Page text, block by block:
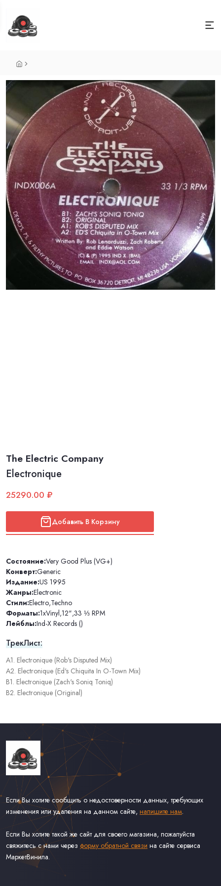
The Electric Company
Electronique
25290.00 ₽
Добавить В Корзину
Состояние:Very Good Plus (VG+)
Конверт:Generic
Издание:US 1995
Жанры:Electronic
Стили:Electro,Techno
Форматы:1xVinyl,12",33 ⅓ RPM
Лейблы:Ind-X Records ()
ТрекЛист:
A1. Electronique (Rob's Disputed Mix)
A2. Electronique (Ed's Chiquita In O-Town Mix)
B1. Electronique (Zach's Soniq Toniq)
B2. Electronique (Original)
Если Вы хотите сообщить о недостоверности данных, требующих
изменения или удаления на данном сайте, напишите нам.
Если Вы хотите такой же сайт для своего магазина, пожалуйста
свяжитесь с нами через форму обратной связи на сайте сервиса
МаркетВинила.
Каталог Винила, CD и Кассет